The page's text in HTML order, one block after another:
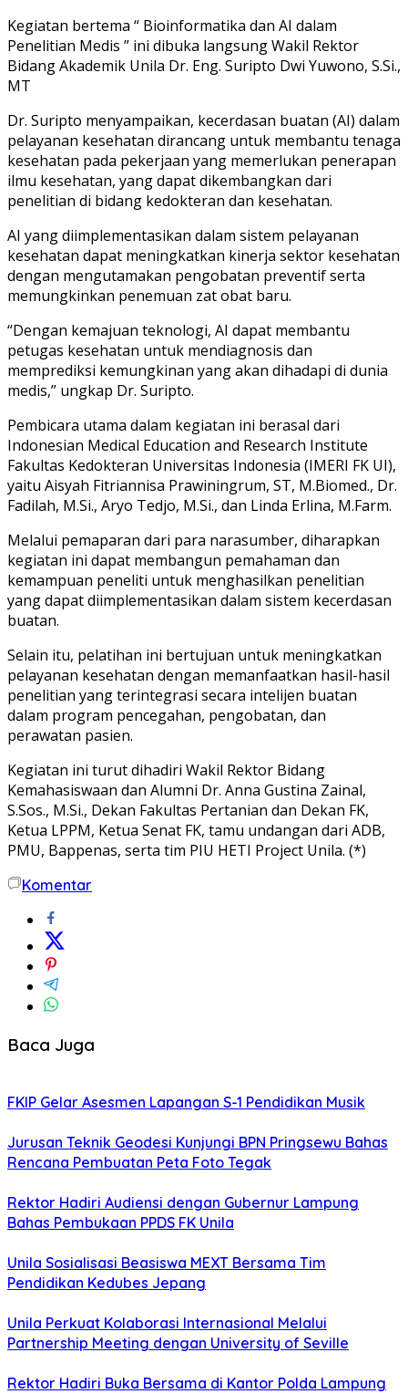
Kegiatan bertema “ Bioinformatika dan AI dalam
Penelitian Medis ” ini dibuka langsung Wakil Rektor
Bidang Akademik Unila Dr. Eng. Suripto Dwi Yuwono, S.Si.,
MT
Dr. Suripto menyampaikan, kecerdasan buatan (AI) dalam
pelayanan kesehatan dirancang untuk membantu tenaga
kesehatan pada pekerjaan yang memerlukan penerapan
ilmu kesehatan, yang dapat dikembangkan dari
penelitian di bidang kedokteran dan kesehatan.
AI yang diimplementasikan dalam sistem pelayanan
kesehatan dapat meningkatkan kinerja sektor kesehatan
dengan mengutamakan pengobatan preventif serta
memungkinkan penemuan zat obat baru.
“Dengan kemajuan teknologi, AI dapat membantu
petugas kesehatan untuk mendiagnosis dan
memprediksi kemungkinan yang akan dihadapi di dunia
medis,” ungkap Dr. Suripto.
Pembicara utama dalam kegiatan ini berasal dari
Indonesian Medical Education and Research Institute
Fakultas Kedokteran Universitas Indonesia (IMERI FK UI),
yaitu Aisyah Fitriannisa Prawiningrum, ST, M.Biomed., Dr.
Fadilah, M.Si., Aryo Tedjo, M.Si., dan Linda Erlina, M.Farm.
Melalui pemaparan dari para narasumber, diharapkan
kegiatan ini dapat membangun pemahaman dan
kemampuan peneliti untuk menghasilkan penelitian
yang dapat diimplementasikan dalam sistem kecerdasan
buatan.
Selain itu, pelatihan ini bertujuan untuk meningkatkan
pelayanan kesehatan dengan memanfaatkan hasil-hasil
penelitian yang terintegrasi secara intelijen buatan
dalam program pencegahan, pengobatan, dan
perawatan pasien.
Kegiatan ini turut dihadiri Wakil Rektor Bidang
Kemahasiswaan dan Alumni Dr. Anna Gustina Zainal,
S.Sos., M.Si., Dekan Fakultas Pertanian dan Dekan FK,
Ketua LPPM, Ketua Senat FK, tamu undangan dari ADB,
PMU, Bappenas, serta tim PIU HETI Project Unila. (*)
Komentar
Baca Juga
FKIP Gelar Asesmen Lapangan S-1 Pendidikan Musik
Jurusan Teknik Geodesi Kunjungi BPN Pringsewu Bahas
Rencana Pembuatan Peta Foto Tegak
Rektor Hadiri Audiensi dengan Gubernur Lampung
Bahas Pembukaan PPDS FK Unila
Unila Sosialisasi Beasiswa MEXT Bersama Tim
Pendidikan Kedubes Jepang
Unila Perkuat Kolaborasi Internasional Melalui
Partnership Meeting dengan University of Seville
Rektor Hadiri Buka Bersama di Kantor Polda Lampung